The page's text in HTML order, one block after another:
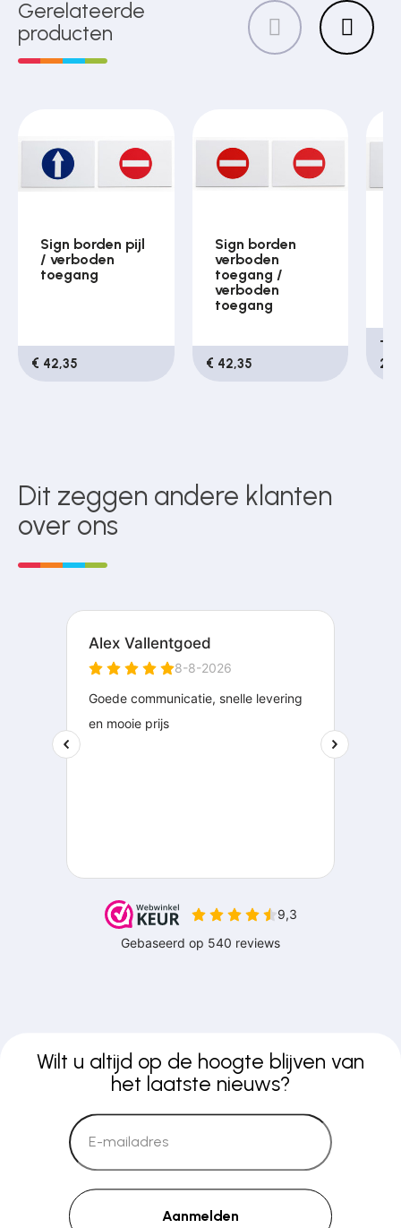
Gerelateerde
producten
Sign borden pijl
/ verboden
toegang
€ 42,35
Sign borden
verboden
toegang /
verboden
toegang
€ 42,35
Dit zeggen andere klanten
over ons
Wilt u altijd op de hoogte blijven van
het laatste nieuws?
Aanmelden